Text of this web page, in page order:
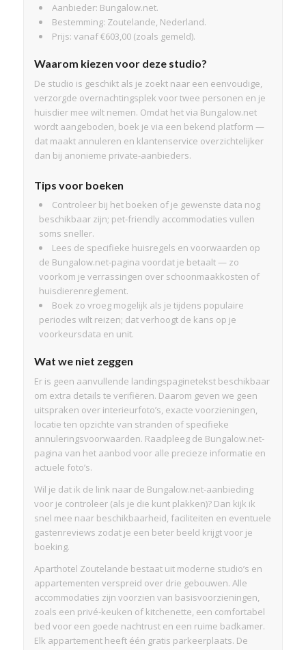
Aanbieder: Bungalow.net.
Bestemming: Zoutelande, Nederland.
Prijs: vanaf €603,00 (zoals gemeld).
Waarom kiezen voor deze studio?
De studio is geschikt als je zoekt naar een eenvoudige,
verzorgde overnachtingsplek voor twee personen en je
huisdier mee wilt nemen. Omdat het via Bungalow.net
wordt aangeboden, boek je via een bekend platform —
dat maakt annuleren en klantenservice overzichtelijker
dan bij anonieme private-aanbieders.
Tips voor boeken
Controleer bij het boeken of je gewenste data nog
beschikbaar zijn; pet-friendly accommodaties vullen
soms sneller.
Lees de specifieke huisregels en voorwaarden op
de Bungalow.net-pagina voordat je betaalt — zo
voorkom je verrassingen over schoonmaakkosten of
huisdierenreglement.
Boek zo vroeg mogelijk als je tijdens populaire
periodes wilt reizen; dat verhoogt de kans op je
voorkeursdata en unit.
Wat we niet zeggen
Er is geen aanvullende landingspaginetekst beschikbaar
om extra details te verifiëren. Daarom geven we geen
uitspraken over interieurfoto’s, exacte voorzieningen,
locatie ten opzichte van stranden of specifieke
annuleringsvoorwaarden. Raadpleeg de Bungalow.net-
pagina van het aanbod voor alle precieze informatie en
actuele foto’s.
Wil je dat ik de link naar de Bungalow.net-aanbieding
voor je controleer (als je die kunt plakken)? Dan kijk ik
snel mee naar beschikbaarheid, faciliteiten en eventuele
gastenreviews zodat je een beter beeld krijgt voor je
boeking.
Aparthotel Zoutelande bestaat uit moderne studio’s en
appartementen verspreid over drie gebouwen. Alle
accommodaties zijn voorzien van basisvoorzieningen,
zoals een privé-keuken of kitchenette, een comfortabel
bed voor een goede nachtrust en een ruime badkamer.
Elk appartement heeft één gratis parkeerplaats. De